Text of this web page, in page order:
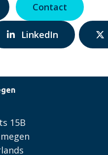
Contact
Delen
via:
LinkedIn
15B